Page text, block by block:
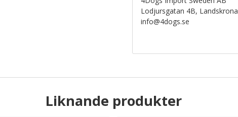
Lodjursgatan 4B, Landskrona
info@4dogs.se
Liknande produkter